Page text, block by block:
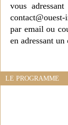
vous
par email ou
en adressant
LE PROGRAMME